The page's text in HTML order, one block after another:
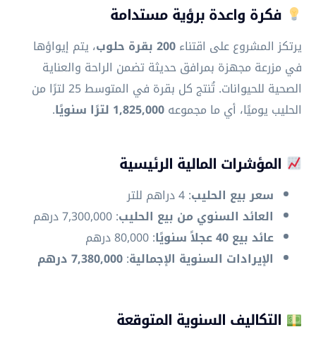
فكرة واعدة برؤية مستدامة
يرتكز المشروع على اقتناء200 بقرة حلوب
، يتم إيواؤها
في مزرعة مجهزة بمرافق حديثة تضمن الراحة والعناية
الصحية للحيوانات. تُنتج كل بقرة في المتوسط 25 لترًا من
الحليب يوميًا، أي ما مجموعه1,825,000 لترًا سنويًا .
المؤشرات المالية الرئيسية
سعر بيع الحليب: 4 دراهم للتر
العائد السنوي من بيع الحليب: 7,300,000 درهم
عائد بيع 40 عجلاً سنويًا
: 80,000 درهم
الإيرادات السنوية الإجمالية:7,380,000 درهم
التكاليف السنوية المتوقعة